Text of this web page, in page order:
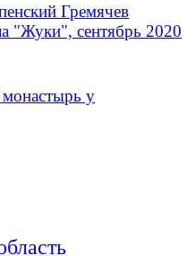
Гремячев
"Жуки", сентябрь 2020
у